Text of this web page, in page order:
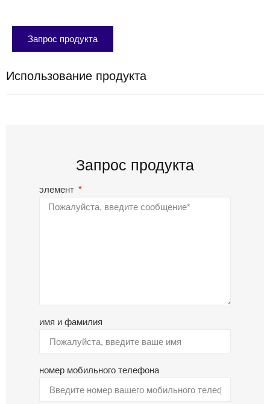
Запрос продукта
Использование продукта
Запрос продукта
элемент
имя и фамилия
номер мобильного телефона